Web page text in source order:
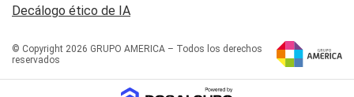
Edictos y Solicitadas
Básquet
San Juan 8
Contactanos
Decálogo ético de IA
© Copyright 2026 GRUPO AMERICA – Todos los derechos
reservados